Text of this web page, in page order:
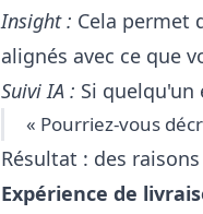
Insight : Cela permet
alignés avec ce que
Suivi IA : Si
« Pourriez-vous
Résultat : des
Expérience de